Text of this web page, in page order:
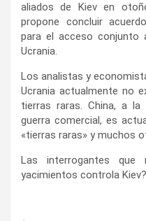
aliados de Kiev en
propone concluir
para el acceso conjunto
Ucrania.
Los analistas y
Ucrania actualmente no
tierras raras. China, a
guerra comercial, es
«tierras raras» y muchos
Las interrogantes
yacimientos controla Kiev?